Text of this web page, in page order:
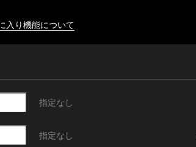
入り機能について
指定なし
指定なし